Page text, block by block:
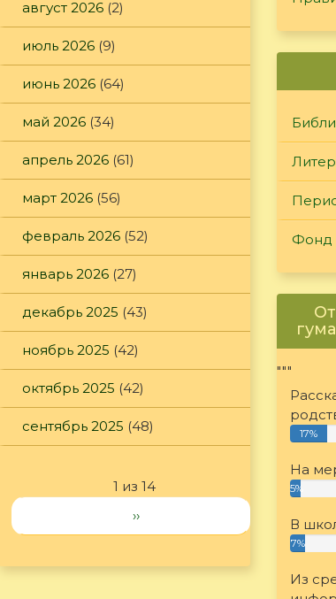
август 2026 (2)
июль 2026 (9)
июнь 2026 (64)
май 2026 (34)
апрель 2026 (61)
март 2026 (56)
февраль 2026 (52)
январь 2026 (27)
декабрь 2025 (43)
ноябрь 2025 (42)
октябрь 2025 (42)
сентябрь 2025 (48)
1 из 14
››
Фонд
"""
17%
На
5%
В
7%
Из